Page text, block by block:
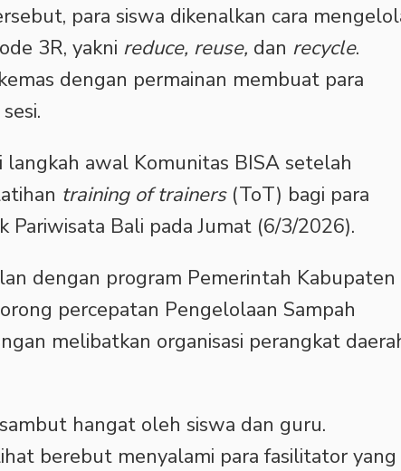
para siswa dikenalkan cara
3R, yakni reduce, reuse, dan recycle.
dengan permainan membuat para
langkah awal Komunitas BISA setelah
training of trainers(ToT) bagi para
Bali pada Jumat (6/3/2026).
dengan program Pemerintah Kabupaten
percepatan Pengelolaan Sampah
melibatkan organisasi perangkat
hangat oleh siswa dan guru.
berebut menyalami para fasilitator yang